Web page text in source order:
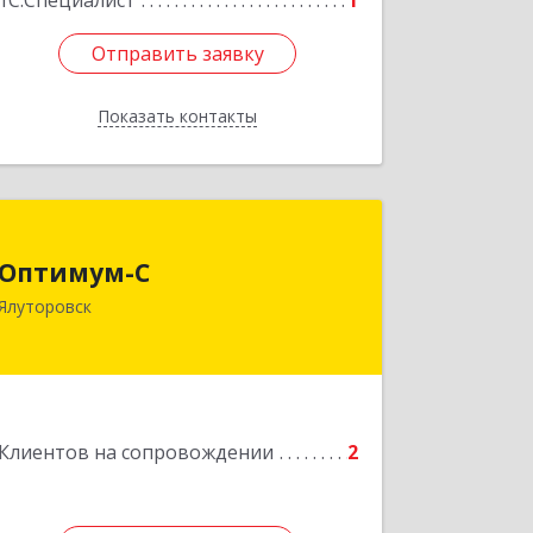
Отправить заявку
Показать контакты
Отправить заявку
Назад
Оптимум-С
Клиентов на сопровождении 2